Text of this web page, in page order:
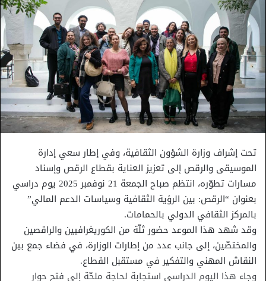
تحت إشراف وزارة الشؤون الثقافية، وفي إطار سعي إدارة
الموسيقى والرقص إلى تعزيز العناية بقطاع الرقص وإسناد
مسارات تطوّره، انتظم صباح الجمعة 21 نوفمبر 2025 يوم دراسي
بعنوان “الرقص: بين الرؤية الثقافية وسياسات الدعم المالي”
بالمركز الثقافي الدولي بالحمامات.
وقد شهد هذا الموعد حضور ثلّة من الكوريغرافيين والراقصين
والمختصّين، إلى جانب عدد من إطارات الوزارة، في فضاء جمع بين
النقاش المهني والتفكير في مستقبل القطاع.
وجاء هذا اليوم الدراسي استجابة لحاجة ملحّة إلى فتح حوار